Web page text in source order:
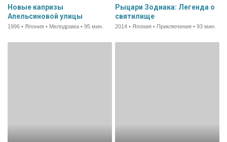
Новые капризы
Апельсиновой улицы
1996 • Япония • Мелодрама • 95 мин.
Рыцари Зодиака: Легенда о
святилище
2014 • Япония • Приключения • 93 мин.